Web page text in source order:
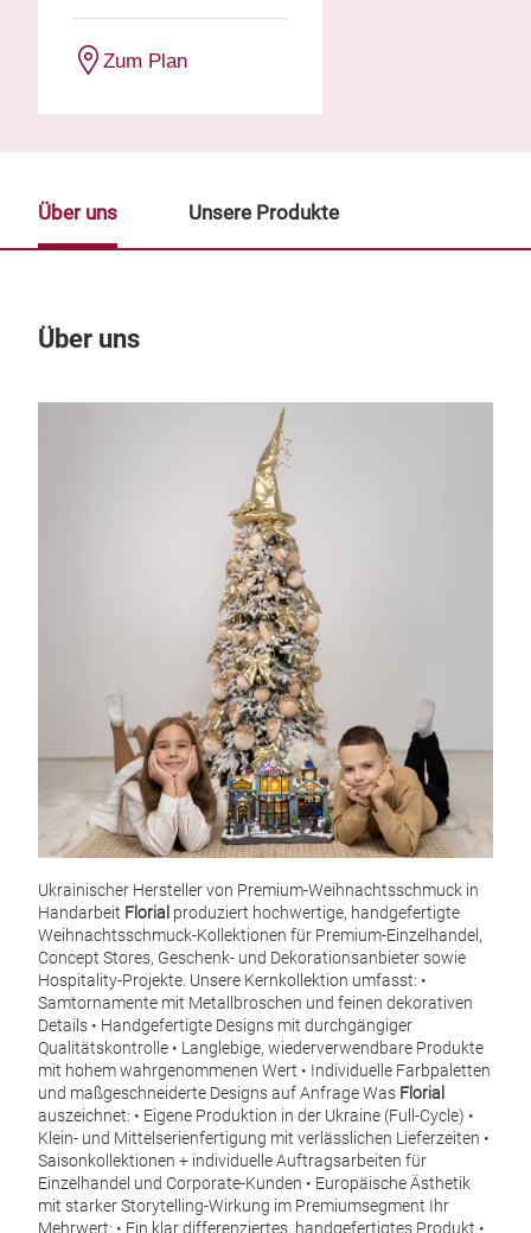
Zum Plan
Über uns
Ukrainischer Hersteller von Premium-Weihnachtsschmuck in
Handarbeit Florial produziert hochwertige, handgefertigte
Weihnachtsschmuck-Kollektionen für Premium-Einzelhandel,
Concept Stores, Geschenk- und Dekorationsanbieter sowie
Hospitality-Projekte. Unsere Kernkollektion umfasst: •
Samtornamente mit Metallbroschen und feinen dekorativen
Details • Handgefertigte Designs mit durchgängiger
Qualitätskontrolle • Langlebige, wiederverwendbare Produkte
mit hohem wahrgenommenen Wert • Individuelle Farbpaletten
und maßgeschneiderte Designs auf AnfrageWas Florial
auszeichnet: • Eigene Produktion in der Ukraine (Full-Cycle) •
Klein- und Mittelserienfertigung mit verlässlichen Lieferzeiten •
Saisonkollektionen + individuelle Auftragsarbeiten für
Einzelhandel und Corporate-Kunden • Europäische Ästhetik
mit starker Storytelling-Wirkung im Premiumsegment Ihr
Mehrwert: • Ein klar differenziertes, handgefertigtes Produkt •
Über uns Unsere Produkte